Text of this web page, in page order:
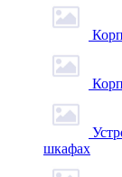
шкафах